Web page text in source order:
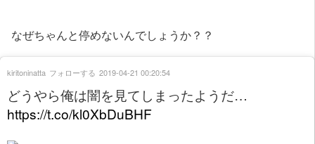
なぜちゃんと停めないんでしょうか？？
どうやら俺は闇を見てしまったようだ…
https://t.co/kl0XbDuBHF
kiritoninatta フォローする 2019-04-21 00:20:54